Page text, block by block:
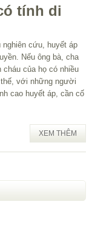
tính di
nghiên cứu, huyết áp
Nếu ông bà, cha
cháu của họ có nhiều
với những người
cao huyết áp, cần cố
XEM THÊM